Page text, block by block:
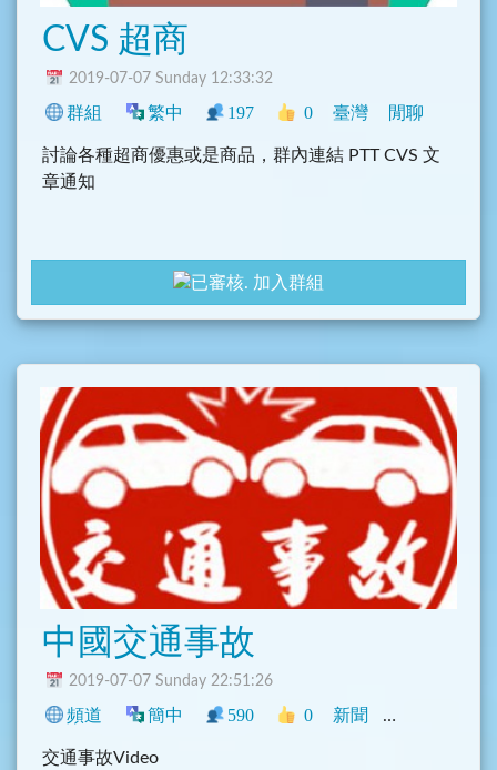
CVS 超商
2019-07-07 Sunday 12:33:32
群組 繁中 197 0 臺灣 閒聊
討論各種超商優惠或是商品，群內連結 PTT CVS 文
章通知
加入群組
中國交通事故
2019-07-07 Sunday 22:51:26
頻道 簡中 590 0 新聞 中文圈
交通事故Video